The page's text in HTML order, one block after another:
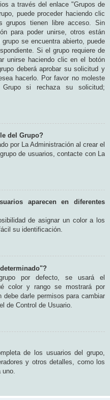
a través del enlace "Grupos de
puede proceder haciendo clic
grupos tienen libre acceso. Sin
para poder unirse, otros están
se encuentra abierto, puede
Si el grupo requiere de
unirse haciendo clic en el botón
deberá aprobar su solicitud y
hacerlo. Por favor no moleste
Grupo si rechaza su solicitud;
del Grupo?
por La Administración al crear el
de usuarios, contacte con La
aparecen en diferentes
de asignar un color a los
su identificación.
por defecto, se usará el
color y rango se mostrará por
darle permisos para cambiar
de Control de Usuario.
de los usuarios del grupo,
y otros detalles, como los
uno.